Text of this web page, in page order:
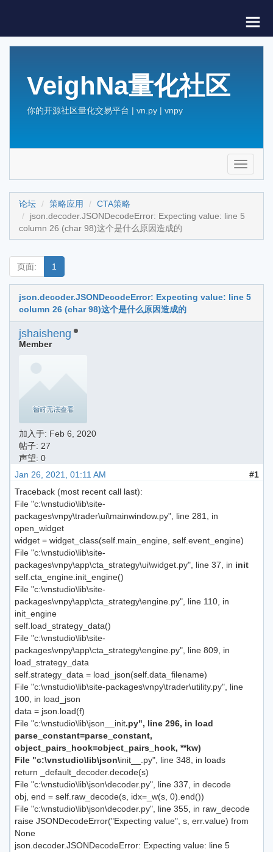
VeighNa量化社区
你的开源社区量化交易平台 | vn.py | vnpy
Toggle
论坛 策略应用
CTA策略
json.decoder.JSONDecodeError: Expecting value: line 5
column 26 (char 98)这个是什么原因造成的
页面: 1
json.decoder.JSONDecodeError: Expecting value: line 5
column 26 (char 98)这个是什么原因造成的
jshaisheng
Member
加入于: Feb 6, 2020
帖子: 27
声望: 0
Jan 26, 2021, 01:11 AM
#1
Traceback (most recent call last):
File "c:\vnstudio\lib\site-
packages\vnpy\trader\ui\mainwindow.py", line 281, in
open_widget
widget = widget_class(self.main_engine, self.event_engine)
File "c:\vnstudio\lib\site-
packages\vnpy\app\cta_strategy\ui\widget.py", line 37, in init
self.cta_engine.init_engine()
File "c:\vnstudio\lib\site-
packages\vnpy\app\cta_strategy\engine.py", line 110, in
init_engine
self.load_strategy_data()
File "c:\vnstudio\lib\site-
packages\vnpy\app\cta_strategy\engine.py", line 809, in
load_strategy_data
self.strategy_data = load_json(self.data_filename)
File "c:\vnstudio\lib\site-packages\vnpy\trader\utility.py", line
100, in load_json
data = json.load(f)
File "c:\vnstudio\lib\json__init.py", line 296, in load
parse_constant=parse_constant,
object_pairs_hook=object_pairs_hook, **kw)
File "c:\vnstudio\lib\json\init__.py", line 348, in loads
return _default_decoder.decode(s)
File "c:\vnstudio\lib\json\decoder.py", line 337, in decode
obj, end = self.raw_decode(s, idx=_w(s, 0).end())
File "c:\vnstudio\lib\json\decoder.py", line 355, in raw_decode
raise JSONDecodeError("Expecting value", s, err.value) from
None
json.decoder.JSONDecodeError: Expecting value: line 5